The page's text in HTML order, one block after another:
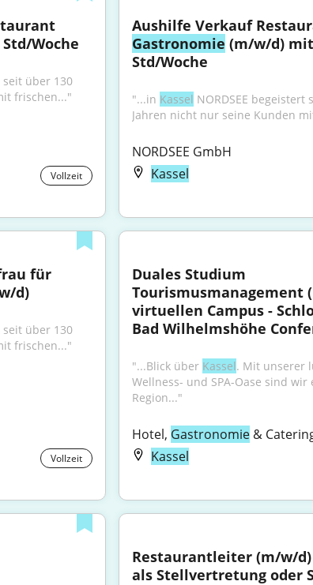
Woche
seit über 130
frischen..."
Vollzeit
Gastronomie (m/w/d)
Std/Woche
"...in Kassel NORDSEE begeistert
Jahren nicht nur seine Kunden
NORDSEE GmbH
Kassel
für
d)
seit über 130
frischen..."
Vollzeit
Duales Studium
Tourismusmanagement
virtuellen Campus -
Bad Wilhelmshöhe
"...Blick über Kassel. Mit unserer
Wellness- und SPA-Oase sind
Region..."
Hotel, Gastronomie &
Kassel
Restaurantleiter (m/w/
als Stellvertretung oder